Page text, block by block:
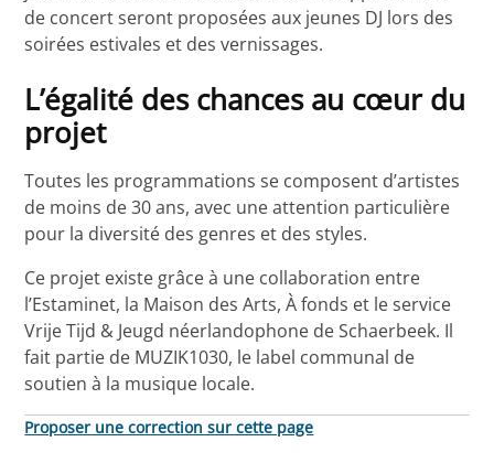
de concert seront proposées aux jeunes DJ lors des
soirées estivales et des vernissages.
L’égalité des chances au cœur du
projet
Toutes les programmations se composent d’artistes
de moins de 30 ans, avec une attention particulière
pour la diversité des genres et des styles.
Ce projet existe grâce à une collaboration entre
l’Estaminet, la Maison des Arts, À fonds et le service
Vrije Tijd & Jeugd néerlandophone de Schaerbeek. Il
fait partie de MUZIK1030, le label communal de
soutien à la musique locale.
Proposer une correction sur cette page